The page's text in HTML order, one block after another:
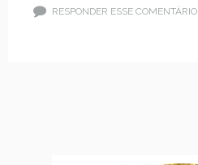
RESPONDER ESSE COMENTÁRIO